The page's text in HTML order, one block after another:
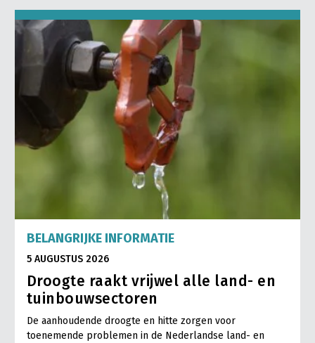
BELANGRIJKE INFORMATIE
5 AUGUSTUS 2026
Droogte raakt vrijwel alle land- en
tuinbouwsectoren
De aanhoudende droogte en hitte zorgen voor
toenemende problemen in de Nederlandse land- en